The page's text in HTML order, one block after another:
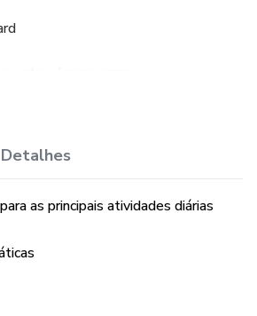
Filmes para assistir + novos hobbies
Detalhes
as principais atividades diárias